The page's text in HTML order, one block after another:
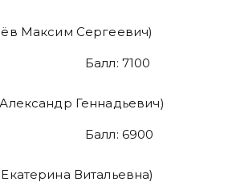
Максим Сергеевич)
Балл: 7100
Геннадьевич)
Балл: 6900
Витальевна)